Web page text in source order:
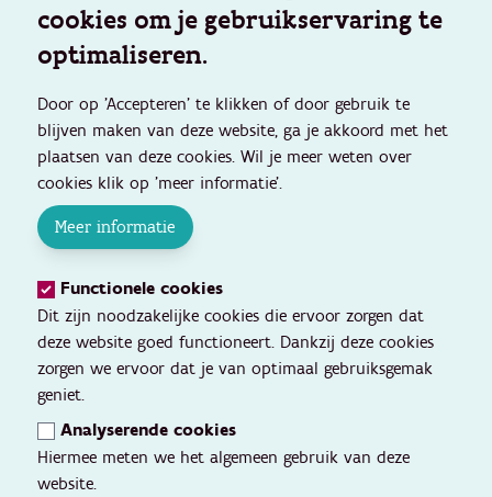
cookies om je gebruikservaring te
optimaliseren.
Door op 'Accepteren' te klikken of door gebruik te
blijven maken van deze website, ga je akkoord met het
plaatsen van deze cookies. Wil je meer weten over
cookies klik op 'meer informatie'.
Meer informatie
Functionele cookies
Dit zijn noodzakelijke cookies die ervoor zorgen dat
deze website goed functioneert. Dankzij deze cookies
zorgen we ervoor dat je van optimaal gebruiksgemak
geniet.
Analyserende cookies
Hiermee meten we het algemeen gebruik van deze
website.